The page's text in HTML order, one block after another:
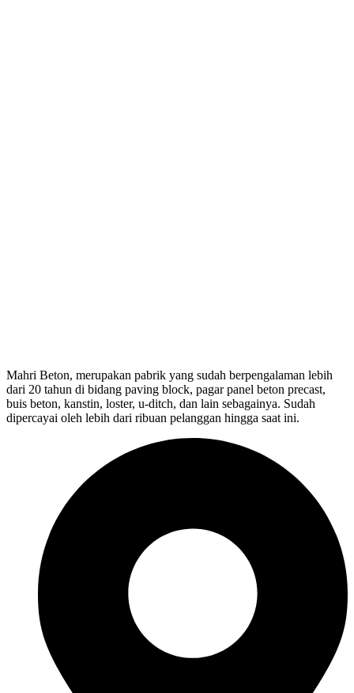
Mahri Beton, merupakan pabrik yang sudah berpengalaman lebih
dari 20 tahun di bidang paving block, pagar panel beton precast,
buis beton, kanstin, loster, u-ditch, dan lain sebagainya. Sudah
dipercayai oleh lebih dari ribuan pelanggan hingga saat ini.